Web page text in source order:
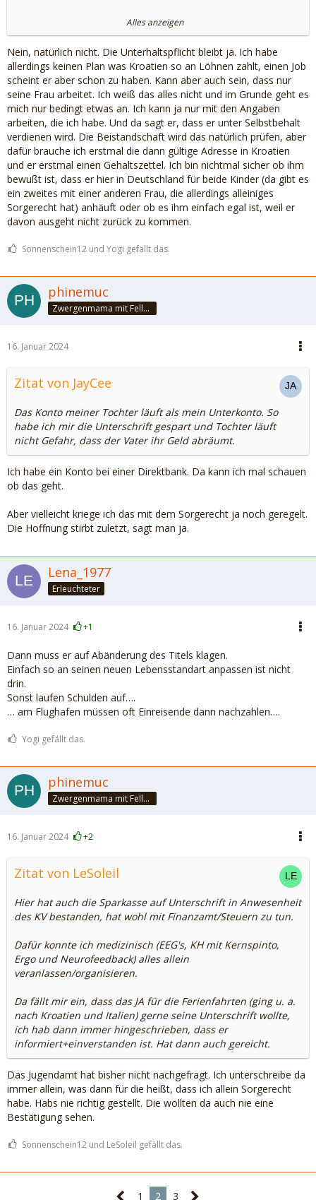
Geht das so einfach?
LG
Alles anzeigen
Nein, natürlich nicht. Die Unterhaltspflicht bleibt ja. Ich habe
allerdings keinen Plan was Kroatien so an Löhnen zahlt, einen Job
scheint er aber schon zu haben. Kann aber auch sein, dass nur
seine Frau arbeitet. Ich weiß das alles nicht und im Grunde geht es
mich nur bedingt etwas an. Ich kann ja nur mit den Angaben
arbeiten, die ich habe. Und da sagt er, dass er unter Selbstbehalt
verdienen wird. Die Beistandschaft wird das natürlich prüfen, aber
dafür brauche ich erstmal die dann gültige Adresse in Kroatien
und er erstmal einen Gehaltszettel. Ich bin nichtmal sicher ob ihm
bewußt ist, dass er hier in Deutschland für beide Kinder (da gibt es
ein zweites mit einer anderen Frau, die allerdings alleiniges
Sorgerecht hat) anhäuft oder ob es ihm einfach egal ist, weil er
davon ausgeht nicht zurück zu kommen.
Sonnenschein12 und Yogi gefällt das.
phinemuc
Zwergenmama mit Fellnasen
16. Januar 2024
Zitat von JayCee
Das Konto meiner Tochter läuft als mein Unterkonto. So
habe ich mir die Unterschrift gespart und Tochter läuft
nicht Gefahr, dass der Vater ihr Geld abräumt.
Ich habe ein Konto bei einer Direktbank. Da kann ich mal schauen
ob das geht.
Aber vielleicht kriege ich das mit dem Sorgerecht ja noch geregelt.
Die Hoffnung stirbt zuletzt, sagt man ja.
Lena_1977
Erleuchteter
16. Januar 2024 +1
Dann muss er auf Abänderung des Titels klagen.
Einfach so an seinen neuen Lebensstandart anpassen ist nicht
drin.
Sonst laufen Schulden auf….
… am Flughafen müssen oft Einreisende dann nachzahlen….
Yogi gefällt das.
phinemuc
Zwergenmama mit Fellnasen
16. Januar 2024 +2
Zitat von LeSoleil
Hier hat auch die Sparkasse auf Unterschrift in Anwesenheit
des KV bestanden, hat wohl mit Finanzamt/Steuern zu tun.
Dafür konnte ich medizinisch (EEG's, KH mit Kernspinto,
Ergo und Neurofeedback) alles allein
veranlassen/organisieren.
Da fällt mir ein, dass das JA für die Ferienfahrten (ging u. a.
nach Kroatien und Italien) gerne seine Unterschrift wollte,
ich hab dann immer hingeschrieben, dass er
informiert+einverstanden ist. Hat dann auch gereicht.
Das Jugendamt hat bisher nicht nachgefragt. Ich unterschreibe da
immer allein, was dann für die heißt, dass ich allein Sorgerecht
habe. Habs nie richtig gestellt. Die wollten da auch nie eine
Bestätigung sehen.
Sonnenschein12 und LeSoleil gefällt das.
1 2 3